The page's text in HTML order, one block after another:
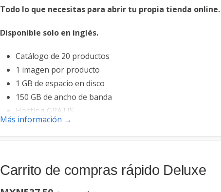
Todo lo que necesitas para abrir tu propia tienda online.
Disponible solo en inglés.
Catálogo de 20 productos
1 imagen por producto
1 GB de espacio en disco
150 GB de ancho de banda
Hosting GRATIS
Más información →
Carrito de compras rápido Deluxe